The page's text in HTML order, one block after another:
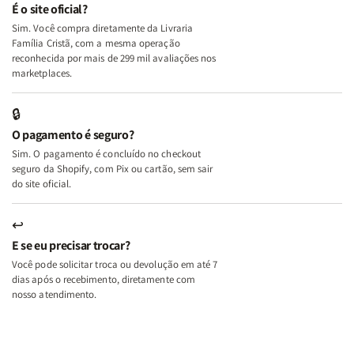
Deus
+
A
Mulher
Lar
+
A
Lar
É o site oficial?
Sim. Você compra diretamente da Livraria
Família Cristã, com a mesma operação
reconhecida por mais de 299 mil avaliações nos
marketplaces.
🔒
O pagamento é seguro?
Sim. O pagamento é concluído no checkout
seguro da Shopify, com Pix ou cartão, sem sair
do site oficial.
↩
E se eu precisar trocar?
Você pode solicitar troca ou devolução em até 7
dias após o recebimento, diretamente com
nosso atendimento.